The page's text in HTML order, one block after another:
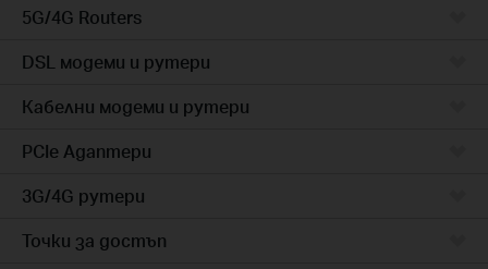
5G/4G Routers
DSL модеми и рутери
Кабелни модеми и рутери
PCIe Адаптери
3G/4G рутери
Точки за достъп